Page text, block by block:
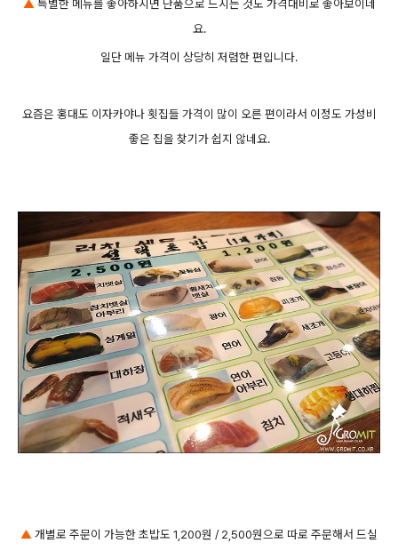
▲ 특별한 메뉴를 좋아하시면 단품으로 드시는 것도 가격대비로 좋아보이네
요.
일단 메뉴 가격이 상당히 저렴한 편입니다.
요즘은 홍대도 이자카야나 횟집들 가격이 많이 오른 편이라서 이정도 가성비
좋은 집을 찾기가 쉽지 않네요.
▲ 개별로 주문이 가능한 초밥도 1,200원 / 2,500원으로 따로 주문해서 드실